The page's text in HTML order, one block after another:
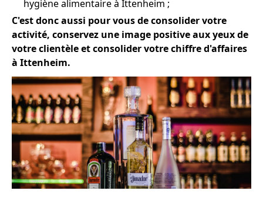
hygiène alimentaire à Ittenheim ;
C'est donc aussi pour vous de consolider votre
activité, conservez une image positive aux yeux de
votre clientèle et consolider votre chiffre d'affaires
à Ittenheim.